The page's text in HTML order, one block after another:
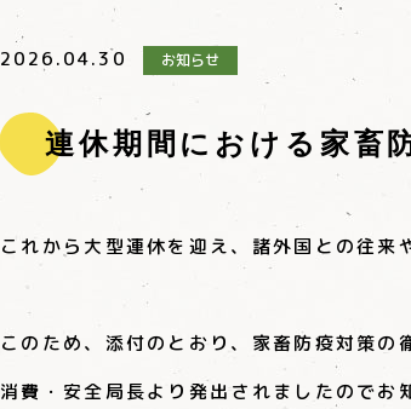
2026.04.30 お知らせ
連休期間における家畜
これから大型連休を迎え、諸外国との往来
このため、添付のとおり、家畜防疫対策
消費・安全局長より発出されましたのでお